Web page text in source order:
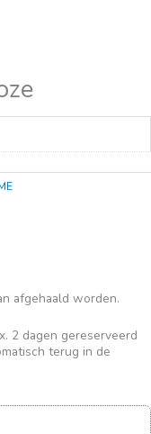
afgehaald worden.
2 dagen gereserveerd
terug in de